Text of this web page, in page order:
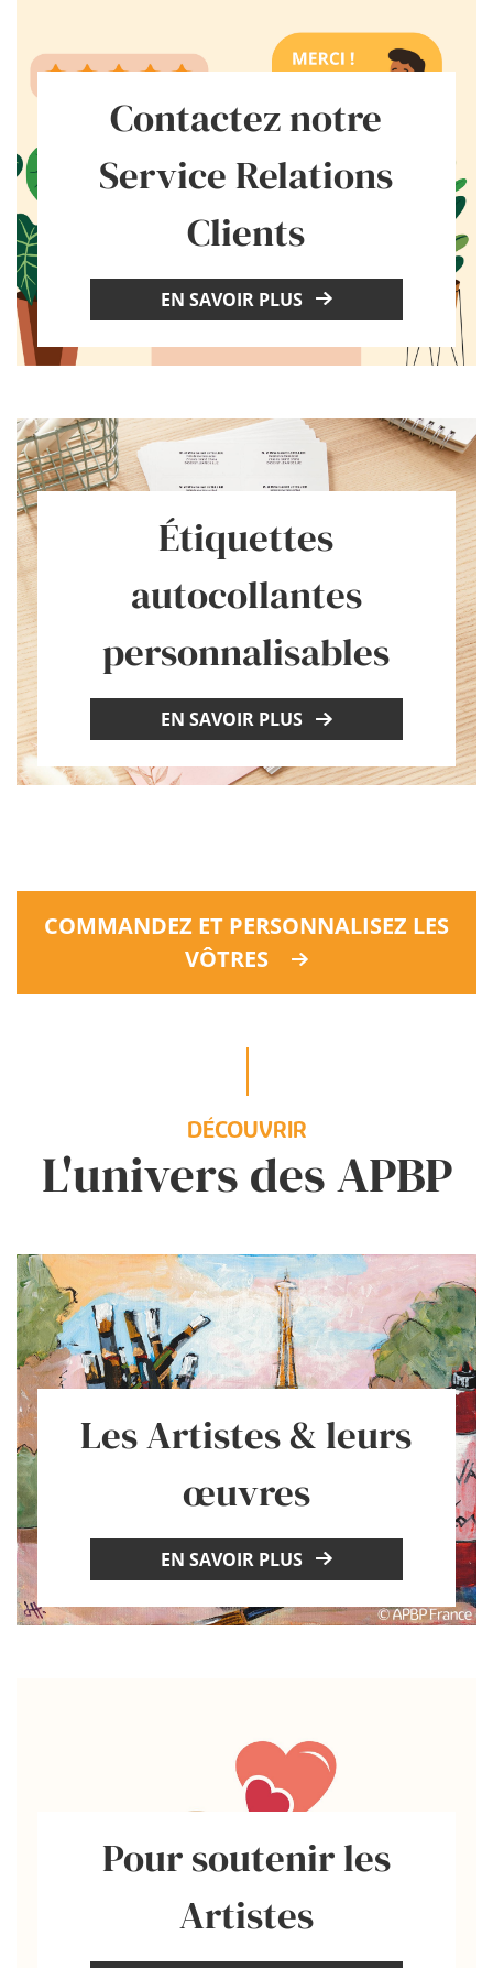
Contactez notre
Service Relations
Clients
EN SAVOIR PLUS
Étiquettes
autocollantes
personnalisables
EN SAVOIR PLUS
COMMANDEZ ET PERSONNALISEZ LES
VÔTRES
DÉCOUVRIR
L'univers des APBP
Les Artistes & leurs
œuvres
EN SAVOIR PLUS
Pour soutenir les
Artistes